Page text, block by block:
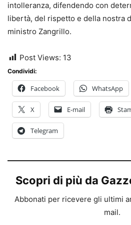
intolleranza, difendendo con
libertà, del rispetto e della nostra
ministro Zangrillo.
Post Views: 13
Condividi:
Facebook WhatsApp
X E-mail
Telegram
Scopri di più da
Abbonati per ricevere gli ultimi
mail.